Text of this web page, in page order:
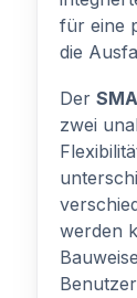
für eine
die
Der
zwei
werden